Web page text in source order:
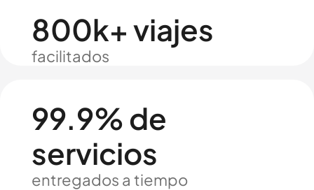
800k+ viajes
facilitados
99.9% de
servicios
entregados a tiempo